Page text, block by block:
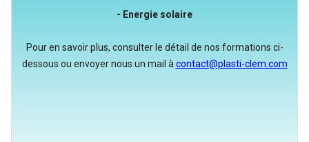
- Energie solaire
Pour en savoir plus, consulter le détail de nos formations ci-
dessous ou envoyer nous un mail à contact@plasti-clem.com